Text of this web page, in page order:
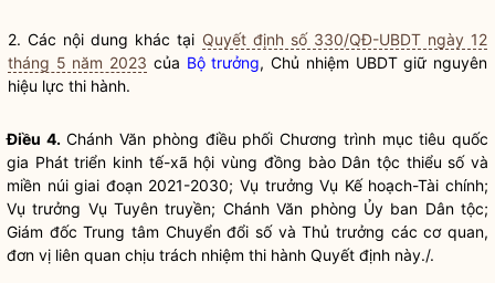
2. Các nội dung khác tại Quyết định số 330/QĐ-UBDT ngày 12
tháng 5 năm 2023 của Bộ trưởng, Chủ nhiệm UBDT giữ nguyên
hiệu lực thi hành.
Điều 4. Chánh Văn phòng điều phối Chương trình mục tiêuquốc
gia Phát triển kinh tế-xã hội vùng đồng bào Dân tộc thiểu số và
miền núi giai đoạn 2021-2030; Vụ trưởng Vụ Kế hoạch-Tài chính;
Vụ trưởng Vụ Tuyên truyền; Chánh Văn phòng Ủy ban Dân tộc;
Giám đốc Trung tâm Chuyển đổi số và Thủ trưởng các cơ quan,
đơn vị liên quan chịu trách nhiệm thi hành Quyết định này./.